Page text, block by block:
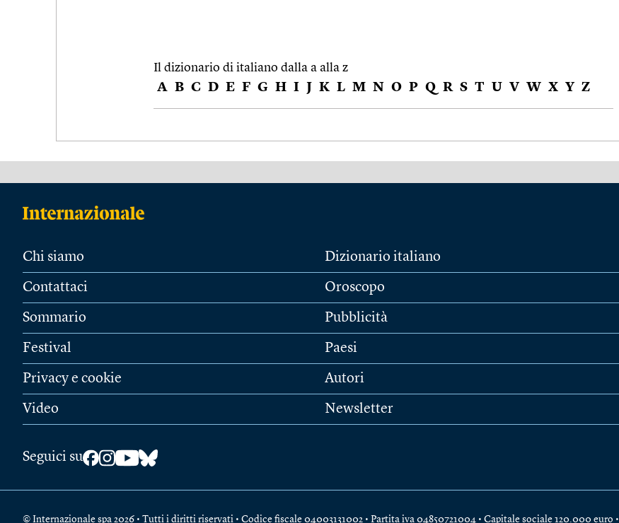
Il dizionario di italiano dalla a alla z
A B C D E F G H I J K L M N O P Q R S T U V W X Y Z
Chi siamo
Contattaci
Sommario
Festival
Privacy e cookie
Video
Dizionario italiano
Oroscopo
Pubblicità
Paesi
Autori
Newsletter
Seguici su
© Internazionale spa 2026 • Tutti i diritti riservati • Codice fiscale 04003131002 • Partita iva 04850721004 • Capitale sociale 120.000 euro •